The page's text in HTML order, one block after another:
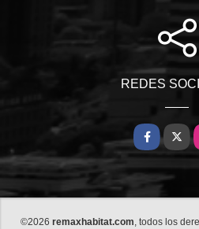
REDES
Facebook
X
©2026 remaxhabitat.com, todos los